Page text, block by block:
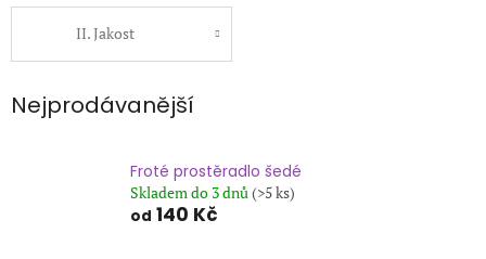
II. Jakost
Nejprodávanější
Froté prostěradlo šedé
Skladem do 3 dnů(>5 ks)
od 140 Kč